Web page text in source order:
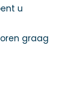
u
graag